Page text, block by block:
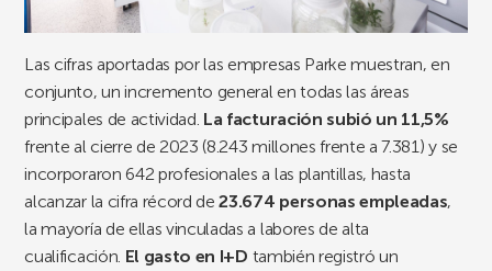
Las cifras aportadas por las empresas Parke muestran, en
conjunto, un incremento general en todas las áreas
principales de actividad. La facturación subió un 11,5%
frente al cierre de 2023 (8.243 millones frente a 7.381) y se
incorporaron 642 profesionales a las plantillas, hasta
alcanzar la cifra récord de23.674 personas empleadas,
la mayoría de ellas vinculadas a labores de alta
cualificación. El gasto en I+D también registró un